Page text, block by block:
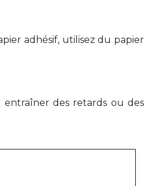
adhésif, utilisez du papier
entraîner des retards ou des